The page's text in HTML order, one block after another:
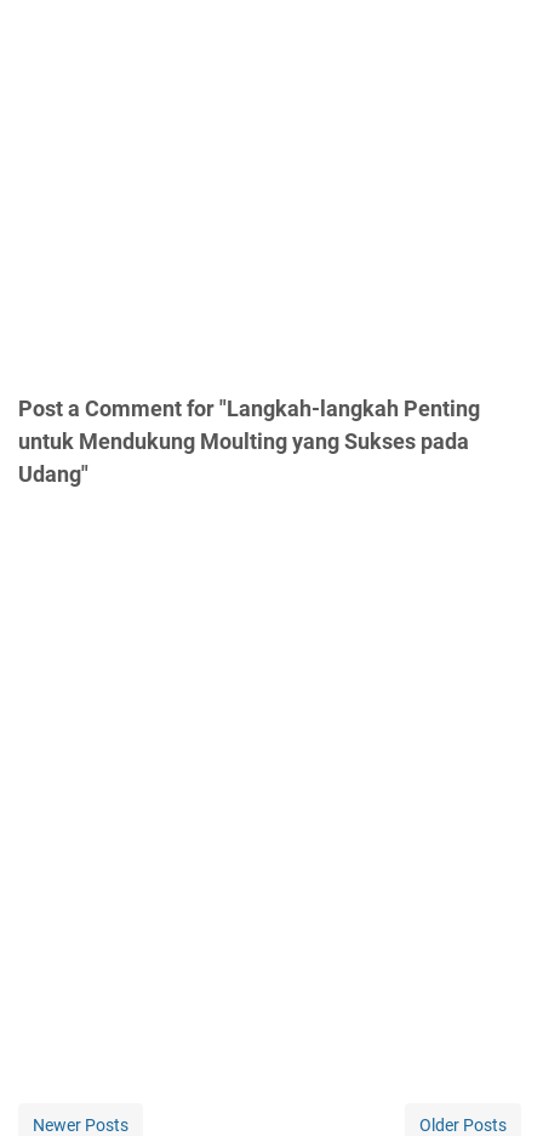
Post a Comment for "Langkah-langkah Penting
untuk Mendukung Moulting yang Sukses pada
Udang"
Newer Posts Older Posts